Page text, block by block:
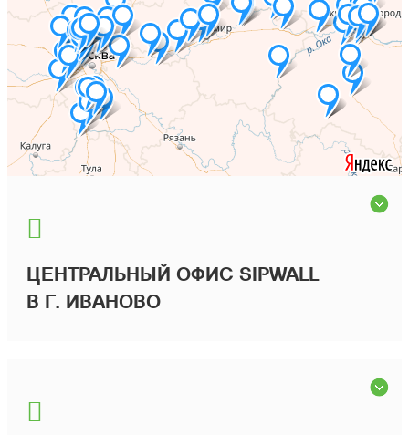
ЦЕНТРАЛЬНЫЙ ОФИС SIPWALL
В Г. ИВАНОВО